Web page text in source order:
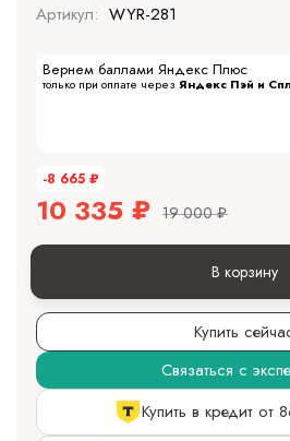
Артикул: WYR-281
Вернем баллами Яндекс Плюс
только при оплате через Яндекс Пэй и
-8 665 ₽
10 335 ₽ 19 000 ₽
В корзину
Купить
Связаться с
Купить в кредит от